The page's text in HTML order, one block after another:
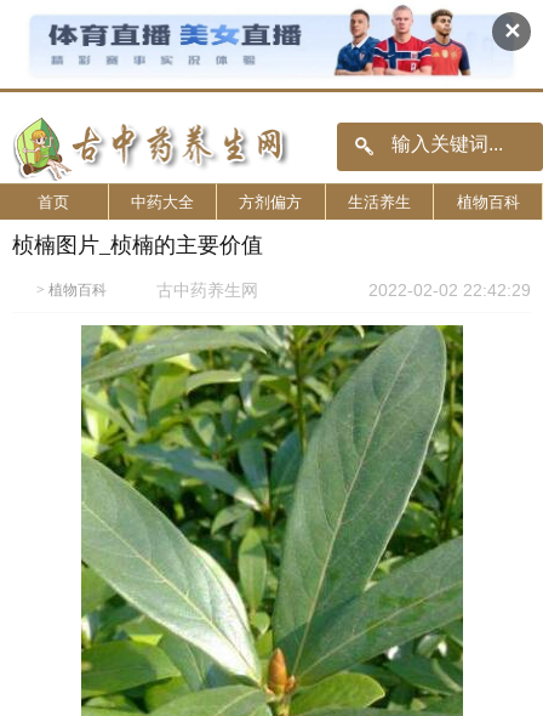
✕
首页 中药大全 方剂偏方 生活养生 植物百科
桢楠图片_桢楠的主要价值
> 植物百科 古中药养生网 2022-02-02 22:42:29